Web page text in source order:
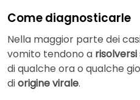
Come diagnosticarle
Nella maggior parte dei
vomito tendono a
di qualche ora o qualche
diorigine virale.